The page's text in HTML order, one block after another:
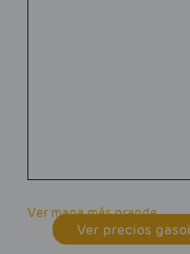
Ver mapa más grande
Ver precios